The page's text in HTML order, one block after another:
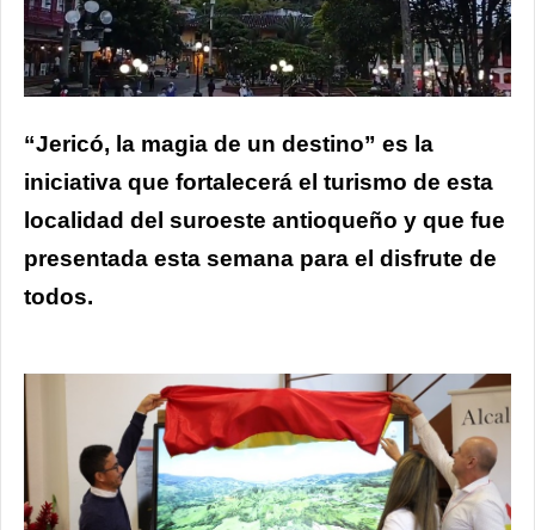
“Jericó, la magia de un destino” es la
iniciativa que fortalecerá el turismo de esta
localidad del suroeste antioqueño y que fue
presentada esta semana para el disfrute de
todos.